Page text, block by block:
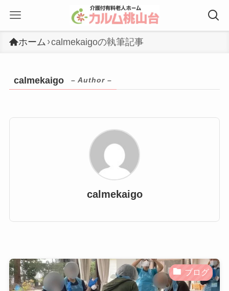
ホーム calmekaigoの執筆記事
calmekaigo – Author –
calmekaigo
ブログ